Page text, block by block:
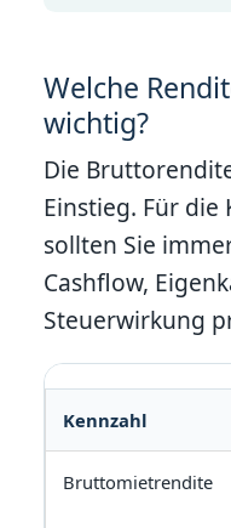
Welche
wichtig?
Die
Einstieg. Für
sollten Sie
Cashflow,
Steuerwirkung
Kennzahl
Bruttomietrendite